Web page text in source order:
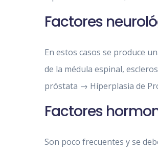
Factores
En estos casos se produce
de la médula espinal,
próstata → Híperplasia de
Factores
Son poco frecuentes y se